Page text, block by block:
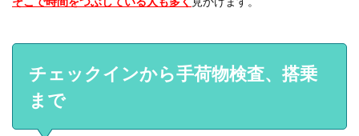
チェックインから手荷物検査、搭乗
まで